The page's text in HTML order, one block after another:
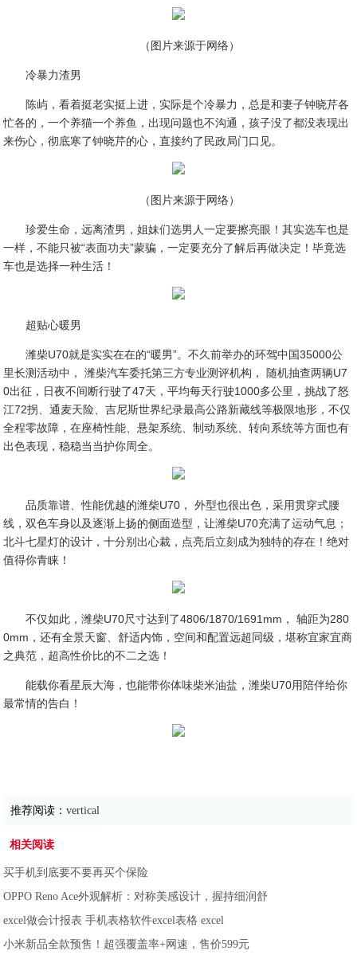
（图片来源于网络）
冷暴力渣男
陈屿，看着挺老实挺上进，实际是个冷暴力，总是和妻子钟晓芹各
忙各的，一个养猫一个养鱼，出现问题也不沟通，孩子没了都没表现出
来伤心，彻底寒了钟晓芹的心，直接约了民政局门口见。
（图片来源于网络）
珍爱生命，远离渣男，姐妹们选男人一定要擦亮眼！其实选车也是
一样，不能只被“表面功夫”蒙骗，一定要充分了解后再做决定！毕竟选
车也是选择一种生活！
超贴心暖男
潍柴U70就是实实在在的“暖男”。不久前举办的环驾中国35000公
里长测活动中， 潍柴汽车委托第三方专业测评机构， 随机抽查两辆U7
0出征，日夜不间断行驶了47天，平均每天行驶1000多公里，挑战了怒
江72拐、通麦天险、吉尼斯世界纪录最高公路新藏线等极限地形，不仅
全程零故障，在座椅性能、悬架系统、制动系统、转向系统等方面也有
出色表现，稳稳当当护你周全。
品质靠谱、性能优越的潍柴U70， 外型也很出色，采用贯穿式腰
线，双色车身以及逐渐上扬的侧面造型，让潍柴U70充满了运动气息；
北斗七星灯的设计，十分别出心裁，点亮后立刻成为独特的存在！绝对
值得你青睐！
不仅如此，潍柴U70尺寸达到了4806/1870/1691mm， 轴距为280
0mm，还有全景天窗、舒适内饰，空间和配置远超同级，堪称宜家宜商
之典范，超高性价比的不二之选！
能载你看星辰大海，也能带你体味柴米油盐，潍柴U70用陪伴给你
最常情的告白！
推荐阅读：vertical
相关阅读
买手机到底要不要再买个保险
OPPO Reno Ace外观解析：对称美感设计，握持细润舒
excel做会计报表 手机表格软件excel表格 excel
小米新品全款预售！超强覆盖率+网速，售价599元